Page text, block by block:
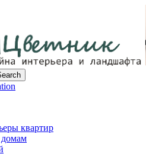
декор и обустройство дома.
квартир